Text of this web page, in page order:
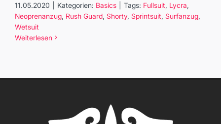
11.05.2020 Kategorien: Basics Tags: Fullsuit, Lycra,
Neoprenanzug, Rush Guard, Shorty, Sprintsuit, Surfanzug,
Wetsuit
Weiterlesen